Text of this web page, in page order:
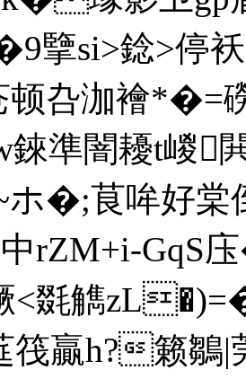
擥si>錜>停
顿叴泇襘*�=
準闇耰t嵕
�;茛哞好棠
rZM+i-
毲觹
筏贏h?